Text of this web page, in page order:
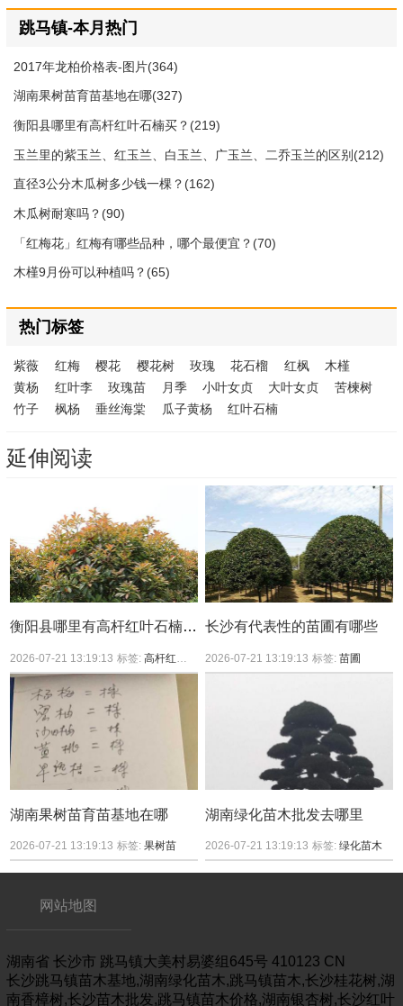
跳马镇-本月热门
2017年龙柏价格表-图片(364)
湖南果树苗育苗基地在哪(327)
衡阳县哪里有高杆红叶石楠买？(219)
玉兰里的紫玉兰、红玉兰、白玉兰、广玉兰、二乔玉兰的区别(212)
直径3公分木瓜树多少钱一棵？(162)
木瓜树耐寒吗？(90)
「红梅花」红梅有哪些品种，哪个最便宜？(70)
木槿9月份可以种植吗？(65)
热门标签
紫薇 红梅 樱花 樱花树 玫瑰 花石榴 红枫
木槿
黄杨
红叶李 玫瑰苗 月季 小叶女贞 大叶女贞
苦楝树
竹子
枫杨 垂丝海棠 瓜子黄杨 红叶石楠
延伸阅读
衡阳县哪里有高杆红叶石楠买？
2026-07-21 13:19:13 标签:高杆红叶石楠
长沙有代表性的苗圃有哪些
2026-07-21 13:19:13 标签:苗圃
湖南果树苗育苗基地在哪
2026-07-21 13:19:13 标签:果树苗
湖南绿化苗木批发去哪里
2026-07-21 13:19:13 标签:绿化苗木
网站地图
湖南省 长沙市 跳马镇大美村易婆组645号 410123 CN
长沙跳马镇苗木基地,湖南绿化苗木,跳马镇苗木,长沙桂花树,湖
南香樟树,长沙苗木批发,跳马镇苗木价格,湖南银杏树,长沙红叶